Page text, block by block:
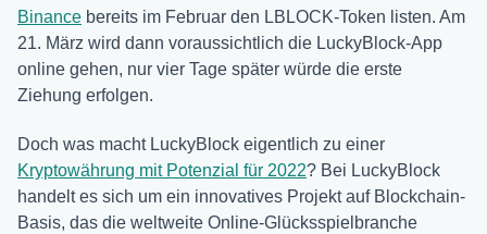
Binance bereits im Februar den LBLOCK-Token listen. Am
21. März wird dann voraussichtlich die LuckyBlock-App
online gehen, nur vier Tage später würde die erste
Ziehung erfolgen.
Doch was macht LuckyBlock eigentlich zu einer
Kryptowährung mit Potenzial für 2022? Bei LuckyBlock
handelt es sich um ein innovatives Projekt auf Blockchain-
Basis, das die weltweite Online-Glücksspielbranche